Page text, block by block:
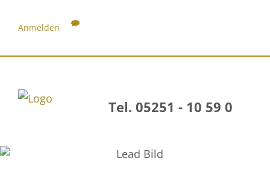
Anmelden
Tel. 05251 - 10 59 0